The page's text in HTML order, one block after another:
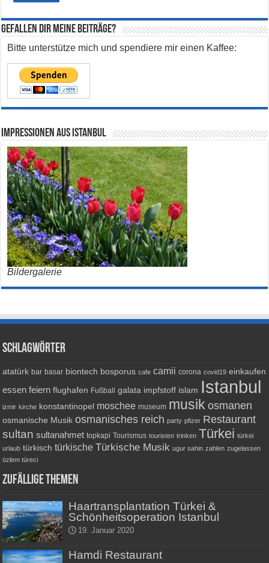
Gefallen dir meine Beiträge?
Bitte unterstütze mich und spendiere mir einen Kaffee:
Impressionen aus Istanbul
Bildergalerie
Schlagwörter
atatürk bar basar biontech bosporus cafe camii corona covid19 einkaufen
essen feiern flughafen Fußball galata impfstoff islam Istanbul
izmir kirche konstantinopel moschee museum musik osmanen
osmanische Musik osmanisches reich party pfizer Restaurant
sultan sultanahmet topkapi Tourismus touristen trinken Türkei türkei
urlaub türkisch türkische Türkische Musik ugur sahin zahlen zugelassen
özlem türeci
Zufällige Themen
Haartransplantation Türkei &
Schönheitsoperation Istanbul
19. Januar 2020
Hamdi Restaurant